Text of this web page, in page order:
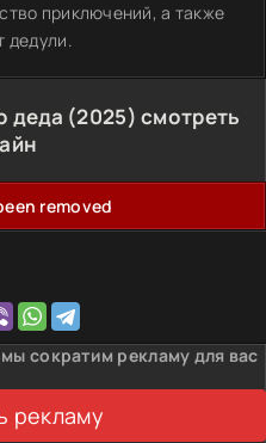
приключений, а также
дедули.
деда (2025) смотреть
removed
сократим рекламу для вас
рекламу